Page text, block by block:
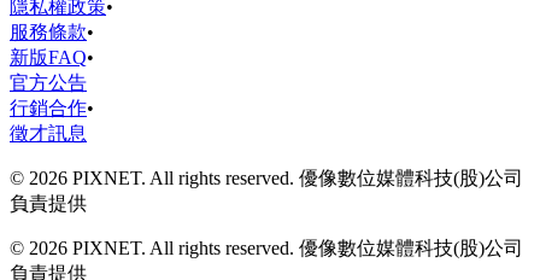
隱私權政策•
服務條款•
新版FAQ•
官方公告
行銷合作•
徵才訊息
© 2026 PIXNET. All rights reserved. 優像數位媒體科技(股)公司
負責提供
© 2026 PIXNET. All rights reserved. 優像數位媒體科技(股)公司
負責提供